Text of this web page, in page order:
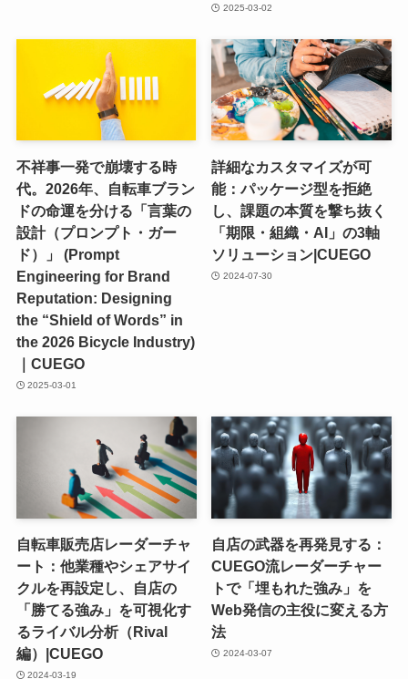
2025-03-02
不祥事一発で崩壊する時
代。2026年、自転車ブラン
ドの命運を分ける「言葉の
設計（プロンプト・ガー
ド）」 (Prompt
Engineering for Brand
Reputation: Designing
the “Shield of Words” in
the 2026 Bicycle Industry)
｜CUEGO
2025-03-01
詳細なカスタマイズが可
能：パッケージ型を拒絶
し、課題の本質を撃ち抜く
「期限・組織・AI」の3軸
ソリューション|CUEGO
2024-07-30
自転車販売店レーダーチャ
ート：他業種やシェアサイ
クルを再設定し、自店の
「勝てる強み」を可視化す
るライバル分析（Rival
編）|CUEGO
2024-03-19
自店の武器を再発見する：
CUEGO流レーダーチャー
トで「埋もれた強み」を
Web発信の主役に変える方
法
2024-03-07